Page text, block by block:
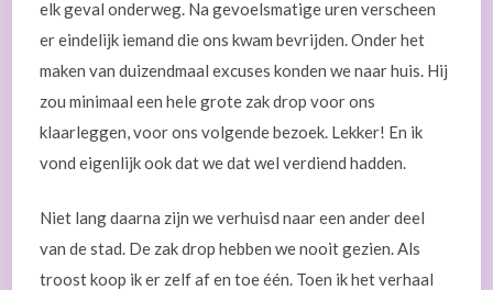
elk geval onderweg. Na gevoelsmatige uren verscheen
er eindelijk iemand die ons kwam bevrijden. Onder het
maken van duizendmaal excuses konden we naar huis. Hij
zou minimaal een hele grote zak drop voor ons
klaarleggen, voor ons volgende bezoek. Lekker! En ik
vond eigenlijk ook dat we dat wel verdiend hadden.
Niet lang daarna zijn we verhuisd naar een ander deel
van de stad. De zak drop hebben we nooit gezien. Als
troost koop ik er zelf af en toe één. Toen ik het verhaal